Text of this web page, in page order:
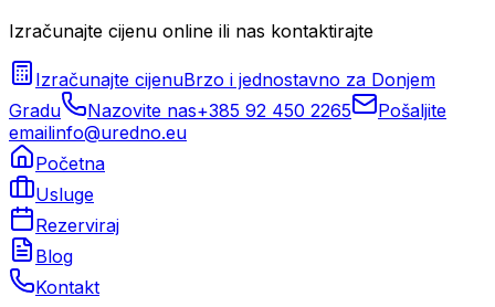
Izračunajte cijenu online ili nas kontaktirajte
Izračunajte cijenuBrzo i jednostavno za Donjem
Gradu
Nazovite nas+385 92 450 2265
Pošaljite
emailinfo@uredno.eu
Početna
Usluge
Rezerviraj
Blog
Kontakt